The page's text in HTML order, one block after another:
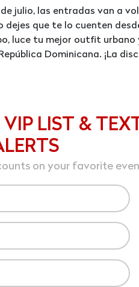
julio, las entradas van a
que te lo cuenten
luce tu mejor outfit urbano
Dominicana. ¡La
LIST & TEXT
on your favorite